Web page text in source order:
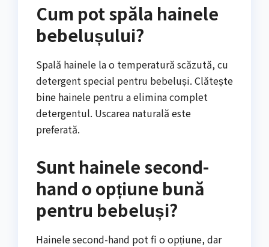
Cum pot spăla hainele
bebelușului?
Spală hainele la o temperatură scăzută, cu
detergent special pentru bebeluși. Clătește
bine hainele pentru a elimina complet
detergentul. Uscarea naturală este
preferată.
Sunt hainele second-
hand o opțiune bună
pentru bebeluși?
Hainele second-hand pot fi o opțiune, dar